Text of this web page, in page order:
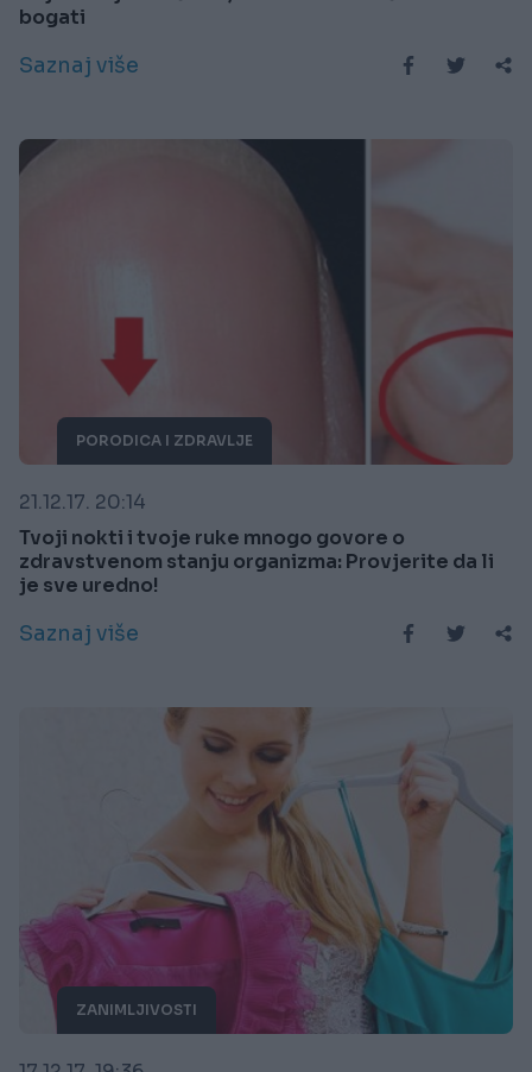
bogati
Saznaj više
PORODICA I ZDRAVLJE
21.12.17. 20:14
Tvoji nokti i tvoje ruke mnogo govore o
zdravstvenom stanju organizma: Provjerite da li
je sve uredno!
Saznaj više
ZANIMLJIVOSTI